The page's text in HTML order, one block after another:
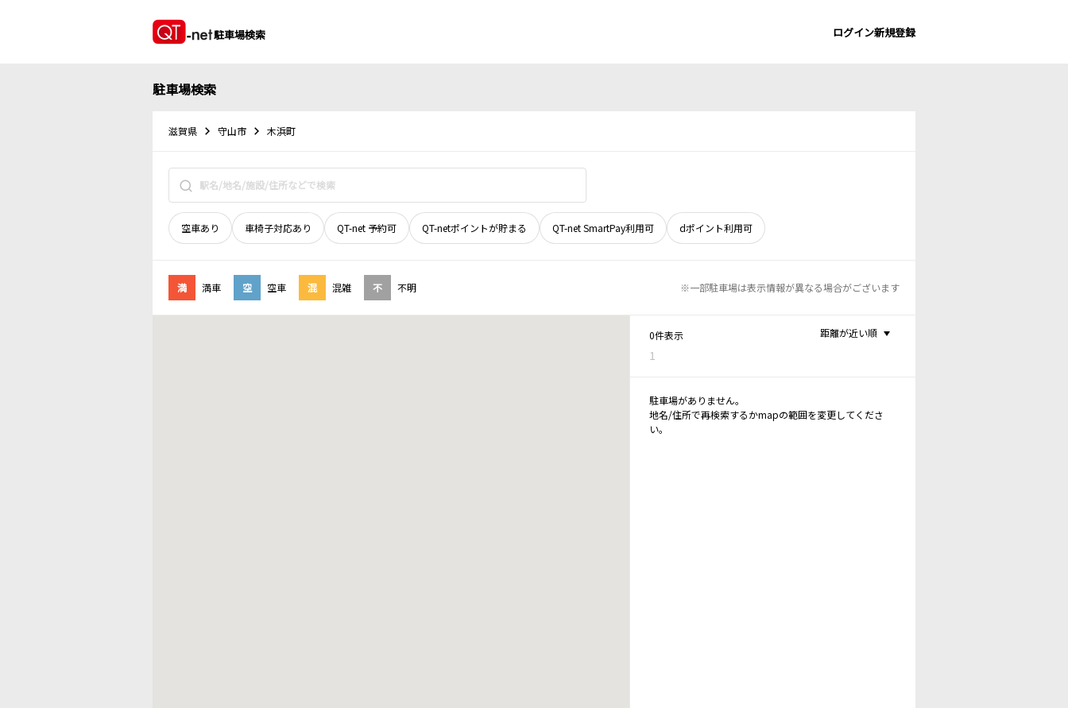
駐車場検索 ログイン新規登録
駐車場検索
滋賀県 守山市 木浜町
空車あり 車椅子対応あり QT-net 予約可 QT-netポイントが貯まる QT-net SmartPay利用可 dポイント利用可
満 満車 空 空車 混 混雑 不 不明 ※一部駐車場は表示情報が異なる場合がございます
0件表示
1
距離が近い順
駐車場がありません。
地名/住所で再検索するかmapの範囲を変更してくださ
い。